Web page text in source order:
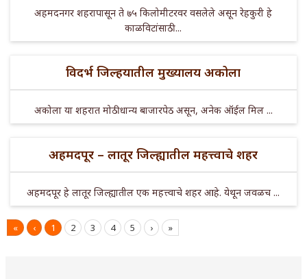
अहमदनगर शहरापासून ते ७५ किलोमीटरवर वसलेले असून रेहकुरी हे
काळविटांसाठी ...
विदर्भ जिल्हयातील मुख्यालय अकोला
अकोला या शहरात मोठी धान्य बाजारपेठ असून, अनेक ऑईल मिल ...
अहमदपूर – लातूर जिल्ह्यातील महत्त्वाचे शहर
अहमदपूर हे लातूर जिल्ह्यातील एक महत्त्वाचे शहर आहे. येथून जवळच ...
« ‹ 1 2 3 4 5 › »